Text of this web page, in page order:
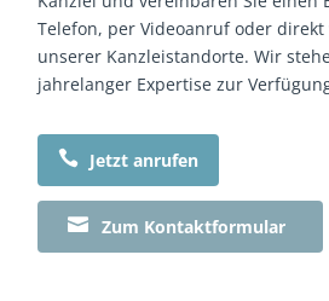
Telefon, per Videoanruf oder
unserer Kanzleistandorte. Wir
jahrelanger Expertise zur
 Jetzt anrufen
 Zum Kontaktformular